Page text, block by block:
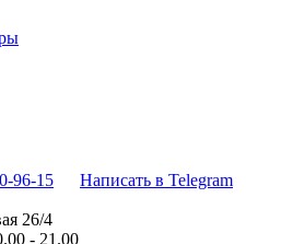
96-15
Написать в Telegram
26/4
- 21.00